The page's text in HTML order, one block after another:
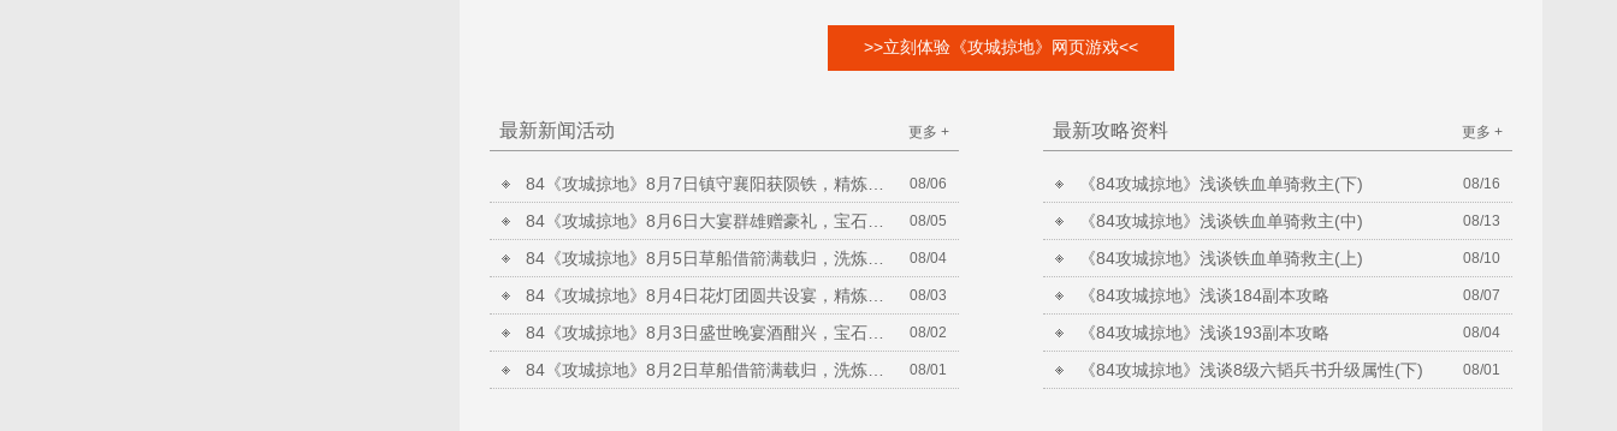
>>立刻体验《攻城掠地》网页游戏<<
更多 +
最新新闻活动
08/06
08/05
08/04
08/03
08/02
08/01
更多 +
最新攻略资料
08/16
《84攻城掠地》浅谈铁血单骑救主(下)
08/13
《84攻城掠地》浅谈铁血单骑救主(中)
08/10
《84攻城掠地》浅谈铁血单骑救主(上)
08/07
《84攻城掠地》浅谈184副本攻略
08/04
《84攻城掠地》浅谈193副本攻略
08/01
《84攻城掠地》浅谈8级六韬兵书升级属性(下)